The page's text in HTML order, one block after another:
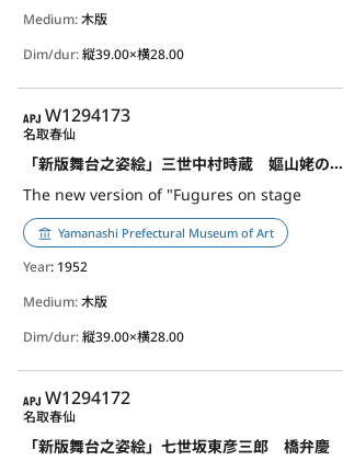
Medium:木版
Dim/dur:縦39.00×横28.00
APJ
W1294173
「新版舞台之姿絵」三世中村時蔵 嫗山姥の八重桐
The new version of "Fugures on stage
名取春仙
Yamanashi Prefectural Museum of Art
Year: 1952
Medium:木版
Dim/dur:縦39.00×横28.00
APJ
W1294172
「新版舞台之姿絵」七世坂東彦三郎 橋弁慶
名取春仙